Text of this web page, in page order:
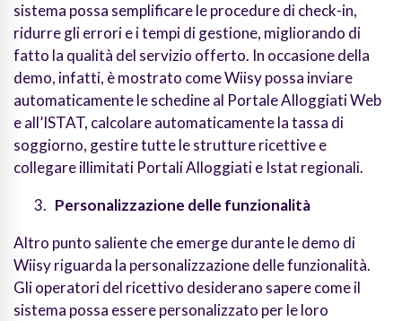
sistema possa semplificare le procedure di check-in,
ridurre gli errori e i tempi di gestione, migliorando di
fatto la qualità del servizio offerto. In occasione della
demo, infatti, è mostrato come Wiisy possa inviare
automaticamente le schedine al Portale Alloggiati Web
e all’ISTAT, calcolare automaticamente la tassa di
soggiorno, gestire tutte le strutture ricettive e
collegare illimitati Portali Alloggiati e Istat regionali.
Personalizzazione delle funzionalità
Altro punto saliente che emerge durante le demo di
Wiisy riguarda la personalizzazione delle funzionalità.
Gli operatori del ricettivo desiderano sapere come il
sistema possa essere personalizzato per le loro